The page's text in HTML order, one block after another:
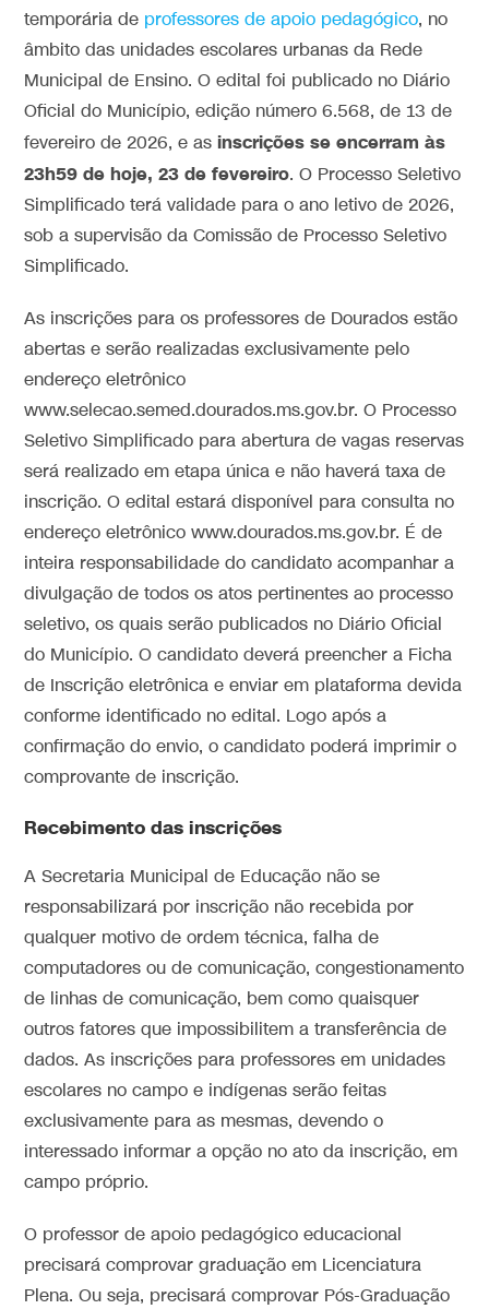
temporária de professores de apoio pedagógico, no
âmbito das unidades escolares urbanas da Rede
Municipal de Ensino. O edital foi publicado no Diário
Oficial do Município, edição número 6.568, de 13 de
fevereiro de 2026, e asinscrições se encerram às
23h59 de hoje, 23 de fevereiro. O Processo Seletivo
Simplificado terá validade para o ano letivo de 2026,
sob a supervisão da Comissão de Processo Seletivo
Simplificado.
As inscrições para os professores de Dourados estão
abertas e serão realizadas exclusivamente pelo
endereço eletrônico
www.selecao.semed.dourados.ms.gov.br. O Processo
Seletivo Simplificado para abertura de vagas reservas
será realizado em etapa única e não haverá taxa de
inscrição. O edital estará disponível para consulta no
endereço eletrônico www.dourados.ms.gov.br. É de
inteira responsabilidade do candidato acompanhar a
divulgação de todos os atos pertinentes ao processo
seletivo, os quais serão publicados no Diário Oficial
do Município. O candidato deverá preencher a Ficha
de Inscrição eletrônica e enviar em plataforma devida
conforme identificado no edital. Logo após a
confirmação do envio, o candidato poderá imprimir o
comprovante de inscrição.
Recebimento das inscrições
A Secretaria Municipal de Educação não se
responsabilizará por inscrição não recebida por
qualquer motivo de ordem técnica, falha de
computadores ou de comunicação, congestionamento
de linhas de comunicação, bem como quaisquer
outros fatores que impossibilitem a transferência de
dados. As inscrições para professores em unidades
escolares no campo e indígenas serão feitas
exclusivamente para as mesmas, devendo o
interessado informar a opção no ato da inscrição, em
campo próprio.
O professor de apoio pedagógico educacional
precisará comprovar graduação em Licenciatura
Plena. Ou seja, precisará comprovar Pós-Graduação